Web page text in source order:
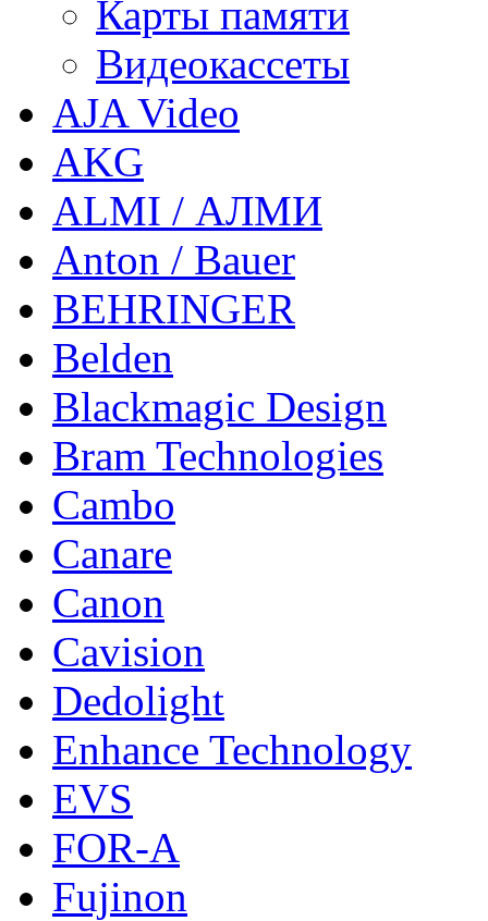
Карты памяти
Видеокассеты
AJA Video
AKG
ALMI / АЛМИ
Anton / Bauer
BEHRINGER
Belden
Blackmagic Design
Bram Technologies
Cambo
Canare
Canon
Cavision
Dedolight
Enhance Technology
EVS
FOR-A
Fujinon